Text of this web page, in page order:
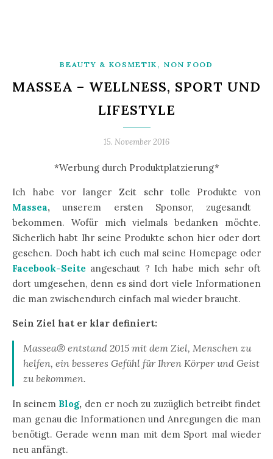
BEAUTY & KOSMETIK ,NON FOOD
MASSEA – WELLNESS, SPORT UND
LIFESTYLE
15. November 2016
*Werbung durch Produktplatzierung*
Ich habe vor langer Zeit sehr tolle Produkte von
Massea, unserem ersten Sponsor, zugesandt
bekommen. Wofür mich vielmals bedanken möchte.
Sicherlich habt Ihr seine Produkte schon hier oder dort
gesehen. Doch habt ich euch mal seine Homepage oder
Facebook-Seite angeschaut ? Ich habe mich sehr oft
dort umgesehen, denn es sind dort viele Informationen
die man zwischendurch einfach mal wieder braucht.
Sein Ziel hat er klar definiert:
Massea® entstand 2015 mit dem Ziel, Menschen zu
helfen, ein besseres Gefühl für Ihren Körper und Geist
zu bekommen.
In seinem Blog, den er noch zu zuzüglich betreibt findet
man genau die Informationen und Anregungen die man
benötigt. Gerade wenn man mit dem Sport mal wieder
neu anfängt.